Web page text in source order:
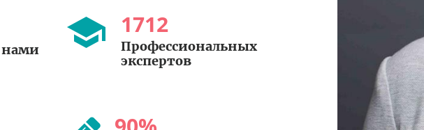
нами
1712
Профессиональных
экспертов